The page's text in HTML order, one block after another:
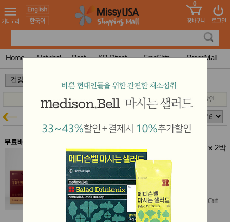
도 어린이
청소년
컬러링
북
한국학
습지
미국학
고
국 송
꽃배송
건 홍삼전
조제품
기능성
품
성용품
MissyShop
Login
0
Home Hot deal Best KB-Direct FreeShip BrandMall
무료배송
종근당건강 홍삼진원보 50ml x 30포 x 2박
스
결제시 10% 추가할인
유통기한 : 2026-09-05
$138.00$100.00 (28% off)
Free Shipping